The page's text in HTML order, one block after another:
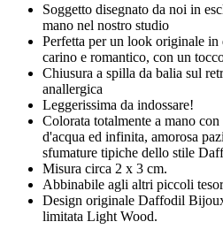
Soggetto disegnato da noi in
mano nel nostro studio
Perfetta per un look originale in
carino e romantico, con un
Chiusura a spilla da balia sul
anallergica
Leggerissima da indossare!
Colorata totalmente a mano
d'acqua ed infinita, amorosa
sfumature tipiche dello stile
Misura circa 2 x 3 cm.
Abbinabile agli altri piccoli
Design originale Daffodil
limitata Light Wood.